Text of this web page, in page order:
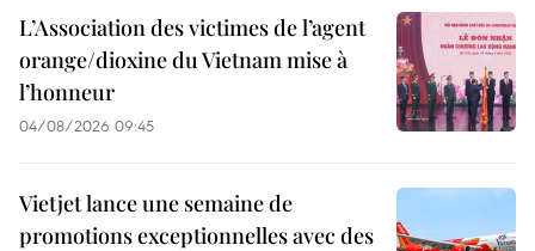
L’Association des victimes de l’agent
orange/dioxine du Vietnam mise à
l’honneur
04/08/2026 09:45
Vietjet lance une semaine de
promotions exceptionnelles avec des